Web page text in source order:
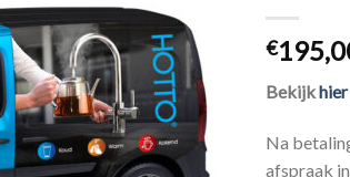
€
Bekijkhier
Na
afspraak